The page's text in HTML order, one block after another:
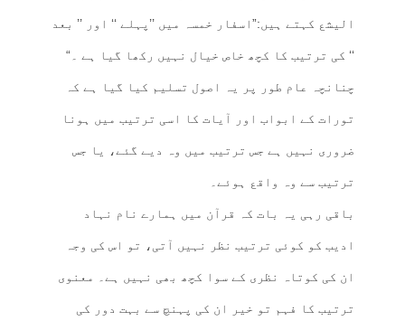
الیشع کہتے ہیں:”اسفار خمسہ میں ’’پہلے ‘‘ اور ’’ بعد
‘‘ کی ترتیب کا کچھ خاص خیال نہیں رکھا گیا ہے ۔“
چنانچہ عام طور پر یہ اصول تسلیم کیا گیا ہے کہ
تورات کے ابواب اور آیات کا اسی ترتیب میں ہونا
ضروری نہیں ہے جس ترتیب میں وہ دیے گئے، یا جس
ترتیب سے وہ واقع ہوئے۔
باقی رہی یہ بات کہ قرآن میں ہمارے نام نہاد
ادیب کو کوئی ترتیب نظر نہیں آتی، تو اس کی وجہ
ان کی کوتاہ نظری کے سوا کچھ بھی نہیں ہے۔ معنوی
ترتیب کا فہم تو خیر ان کی پہنچ سے بہت دور کی